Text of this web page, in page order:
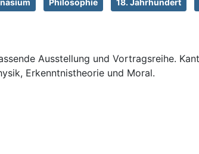
Ausstellung und Vortragsreihe.
Erkenntnistheorie und Moral.